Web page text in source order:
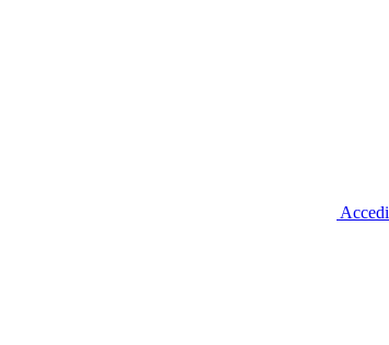
Accedi